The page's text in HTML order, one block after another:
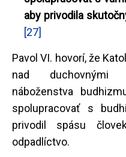
aby privodila
[27]
Pavol VI. hovorí, že
nad duchovnými
náboženstva
spolupracovať s
privodil spásu
odpadlíctvo.